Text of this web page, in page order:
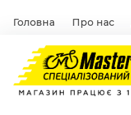
Головна Про нас